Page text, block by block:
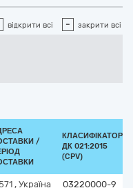
відкрити всі - закрити всі
/
КЛАСИФІКАТОР
ДК 021:2015
(CPV)
, Україна
03220000-9